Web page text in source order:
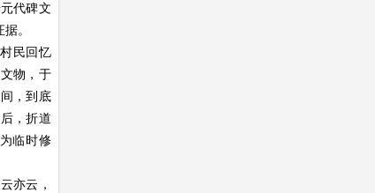
代碑文
。
民回忆
物，于
，到底
，折道
临时修
亦云，